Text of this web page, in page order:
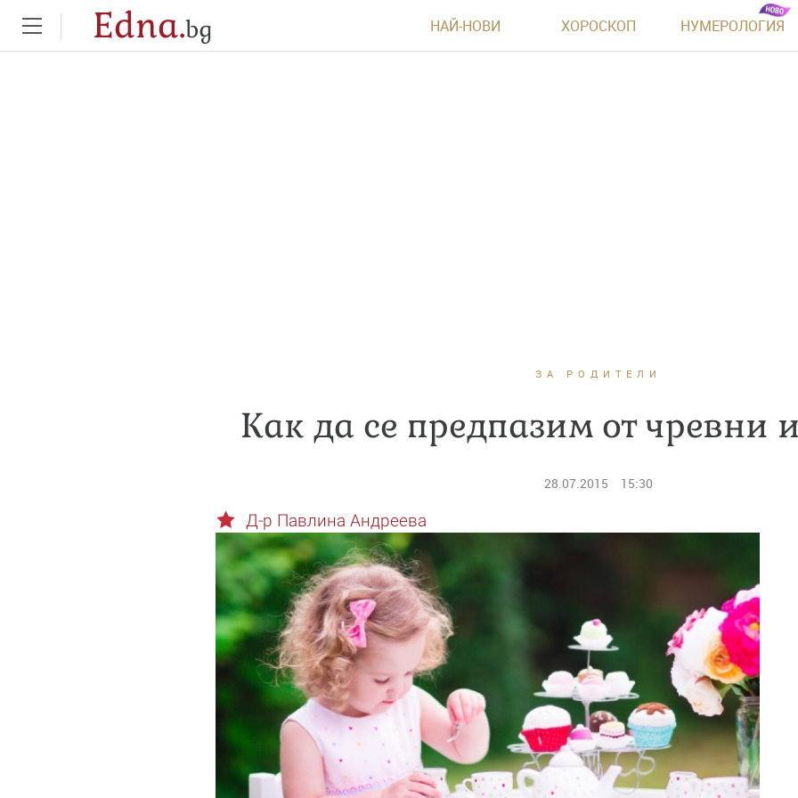
Edna.bg НАЙ-НОВИ ХОРОСКОП НУМЕРОЛОГИЯ
ЗА РОДИТЕЛИ
Как да се предпазим от чревни
28.07.2015 15:30
Д-р Павлина Андреева